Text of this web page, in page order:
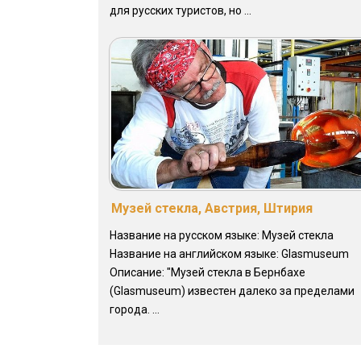
для русских туристов, но ...
Музей стекла, Австрия, Штирия
Название на русском языке: Музей стекла
Название на английском языке: Glasmuseum
Описание: "Музей стекла в Бернбахе
(Glasmuseum) известен далеко за пределами
города. ...